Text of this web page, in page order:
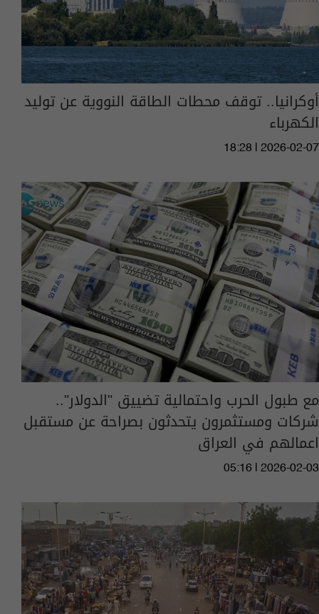
أوكرانيا.. توقف محطات الطاقة النووية عن توليد
الكهرباء
18:28 | 2026-02-07
مع طبول الحرب واحتمالية تضييق "الدولار"..
شركات ومستثمرون يتحدثون بصراحة عن مستقبل
اعمالهم في العراق
05:16 | 2026-02-03